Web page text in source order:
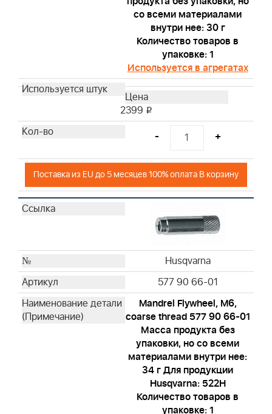
со всеми материалами
внутри нее: 30 г
Количество товаров в
упаковке: 1
Используется в агрегатах
2399 i
- +
Поставка из EU до 5 месяцев 100% оплата В корзину
Husqvarna
577 90 66-01
Mandrel Flywheel, M6,
coarse thread 577 90 66-01
Масса продукта без
упаковки, но со всеми
материалами внутри нее:
34 г Для продукции
Husqvarna: 522H
Количество товаров в
упаковке: 1